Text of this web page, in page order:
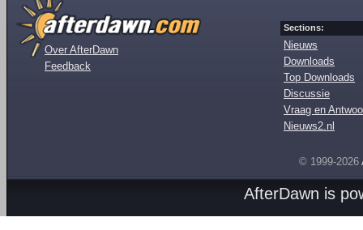
Over AfterDawn
Feedback
Sections:
Nieuws
Downloads
Top Downloads
Discussie
Vraag en
Nieuws2.nl
© 1999-2026
AfterDawn is